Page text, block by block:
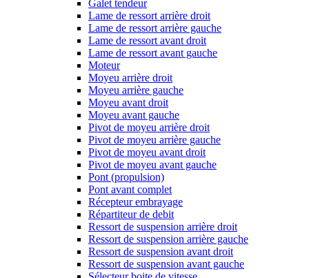
Galet tendeur
Lame de ressort arrière droit
Lame de ressort arrière gauche
Lame de ressort avant droit
Lame de ressort avant gauche
Moteur
Moyeu arrière droit
Moyeu arrière gauche
Moyeu avant droit
Moyeu avant gauche
Pivot de moyeu arrière droit
Pivot de moyeu arrière gauche
Pivot de moyeu avant droit
Pivot de moyeu avant gauche
Pont (propulsion)
Pont avant complet
Récepteur embrayage
Répartiteur de debit
Ressort de suspension arrière droit
Ressort de suspension arrière gauche
Ressort de suspension avant droit
Ressort de suspension avant gauche